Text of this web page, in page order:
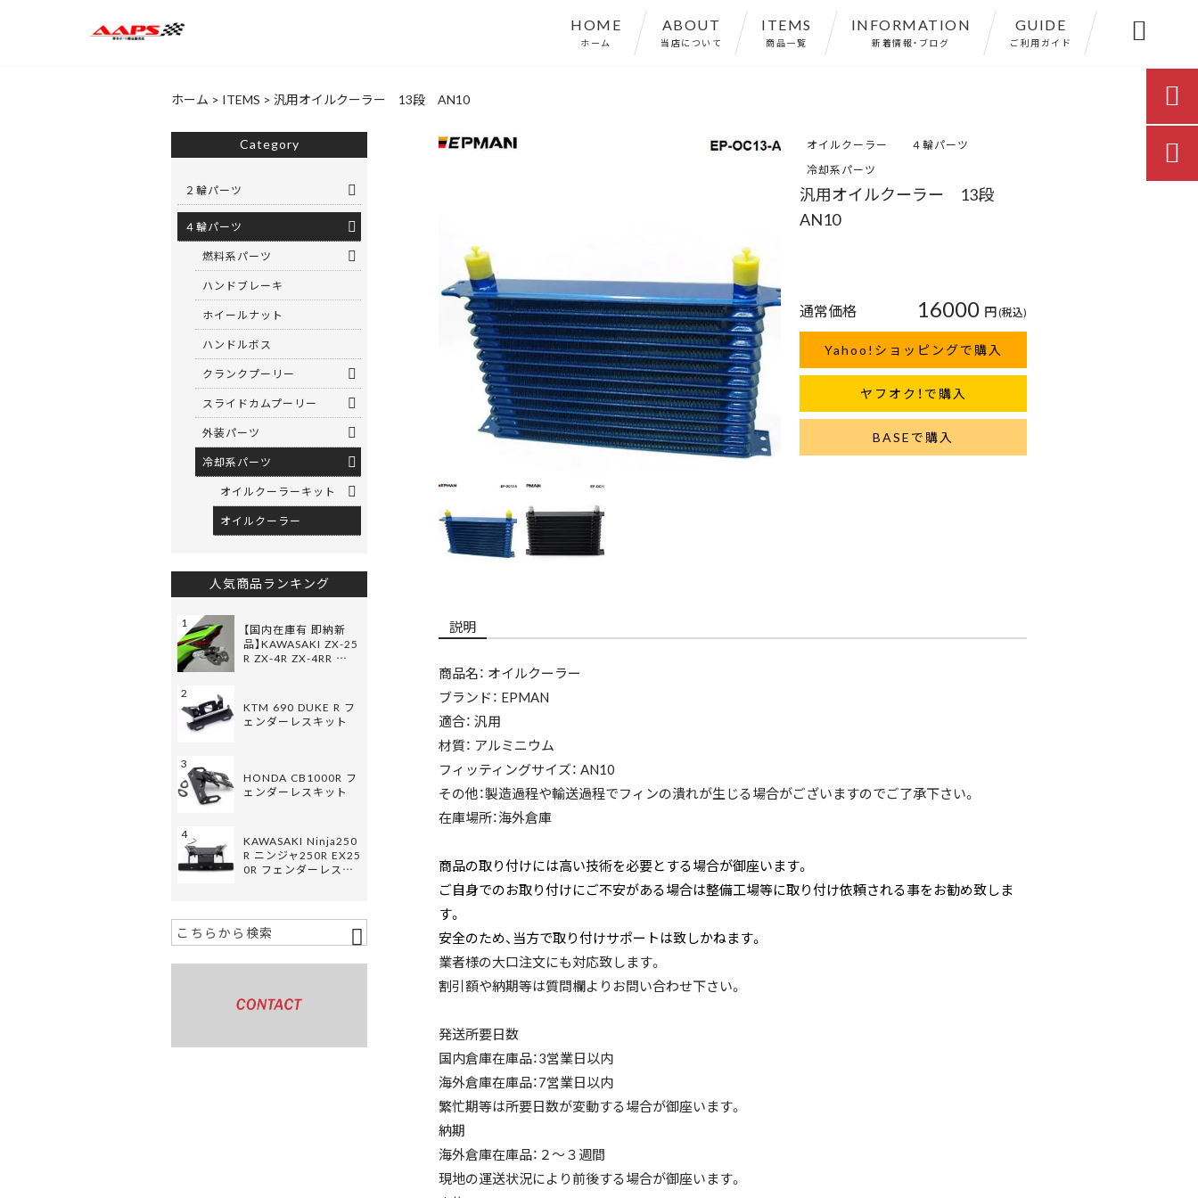
HOME
ホーム
ABOUT
当店について
ITEMS
商品一覧
INFORMATION
新着情報・ブログ
GUIDE
ご利用ガイド 
ホーム > ITEMS > 汎用オイルクーラー 13段 AN10
オイルクーラー
４輪パーツ
冷却系パーツ
汎用オイルクーラー 13段
AN10
通常価格 16000 円(税込)
Yahoo!ショッピングで購入
ヤフオク！で購入
BASEで購入
説明
商品名： オイルクーラー
ブランド： EPMAN
適合： 汎用
材質： アルミニウム
フィッティングサイズ： AN10
その他：製造過程や輸送過程でフィンの潰れが生じる場合がございますのでご了承下さい。
在庫場所：海外倉庫
商品の取り付けには高い技術を必要とする場合が御座います。
ご自身でのお取り付けにご不安がある場合は整備工場等に取り付け依頼される事をお勧め致しま
す。
安全のため、当方で取り付けサポートは致しかねます。
業者様の大口注文にも対応致します。
割引額や納期等は質問欄よりお問い合わせ下さい。
発送所要日数
国内倉庫在庫品：3営業日以内
海外倉庫在庫品：7営業日以内
繁忙期等は所要日数が変動する場合が御座います。
納期
海外倉庫在庫品：２～３週間
現地の運送状況により前後する場合が御座います。
Category
２輪パーツ
４輪パーツ
燃料系パーツ
ハンドブレーキ
ホイールナット
ハンドルボス
クランクプーリー
スライドカムプーリー
外装パーツ
冷却系パーツ
オイルクーラーキット
オイルクーラー
人気商品ランキング
【国内在庫有 即納新
品】KAWASAKI ZX-25
R ZX-4R ZX-4RR …
1
KTM 690 DUKE R フ
ェンダーレスキット
2
HONDA CB1000R フ
ェンダーレスキット
3
KAWASAKI Ninja250
R ニンジャ250R EX25
0R フェンダーレス…
4

